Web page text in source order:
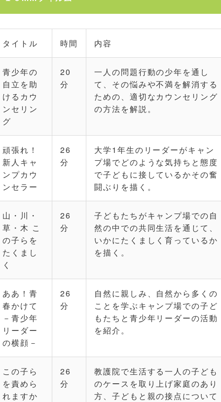
タイトル 時間 内容
青少年の
自立を助
けるカウ
ンセリン
グ
20
分
一人の問題行動の少年を通し
て、その悩みや不満を解消する
ための、適切なカウンセリング
の方法を解説。
頑張れ！
新人キャ
ンプカウ
ンセラー
26
分
大学1年生のリーダーがキャン
プ場でどのような気持ちと態度
で子どもに接しているかその奮
闘ぶりを描く。
山・川・
草・木 こ
の子らを
たくまし
く
26
分
子どもたちがキャンプ場での自
然の中での共同生活を通じて、
いかにたくましく育っているか
を描く。
ああ！青
春かけて
－青少年
リーダー
の横顔－
26
分
自然に親しみ、自然から多くの
ことを学ぶキャンプ場での子ど
もたちと青少年リーダーの活動
を紹介。
この子ら
を責めら
れますか
26
分
教護院で生活する一人の子ども
のケースを取り上げ家庭のあり
方、子どもと親の接点について